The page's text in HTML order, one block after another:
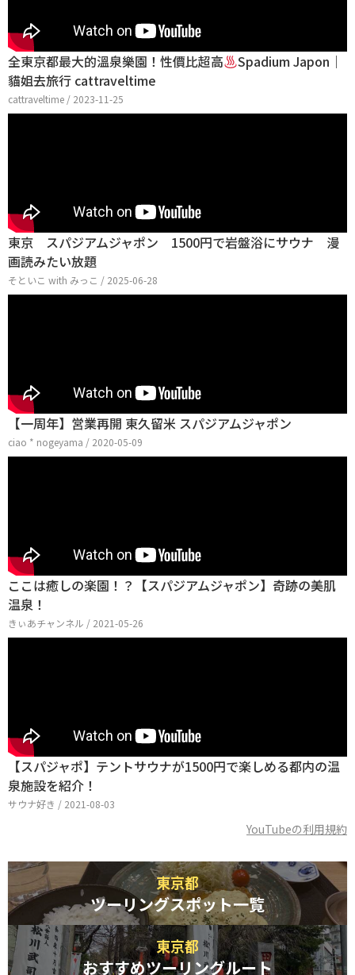
全東京都最大的溫泉樂園！性價比超高
Spadium Japon｜
貓姐去旅行 cattraveltime
cattraveltime / 2023-11-25
東京 スパジアムジャポン 1500円で岩盤浴にサウナ 漫
画読みたい放題
そといこ with みっこ / 2025-06-28
【一周年】営業再開 東久留米 スパジアムジャポン
ciao * nogeyama / 2020-05-09
ここは癒しの楽園！？【スパジアムジャポン】奇跡の美肌
温泉！
きぃあチャンネル / 2021-05-26
【スパジャポ】テントサウナが1500円で楽しめる都内の温
泉施設を紹介！
サウナ好き / 2021-08-03
YouTubeの利用規約
東京都
ツーリングスポット一覧
東京都
おすすめツーリングルート